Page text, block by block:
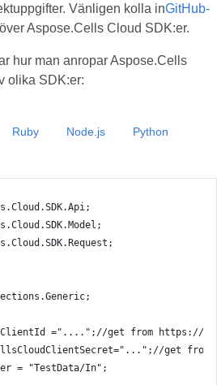
Vänligen kolla inGitHub-
Aspose.Cells Cloud SDK:er.
hur man anropar Aspose.Cells
olika SDK:er:
="....";//get from https://
get
= "TestData/In";
Ruby Node.js Python